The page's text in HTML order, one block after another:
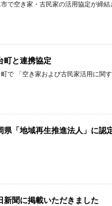
で空き家・古民家の活用協定が締結
町と連携協定
町で 「空き家および古民家活用に
県「地域再生推進法人」に認
新聞に掲載いただきました